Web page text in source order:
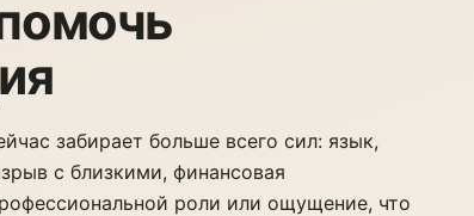
забирает больше всего сил: язык,
с близкими, финансовая
роли или ощущение, что